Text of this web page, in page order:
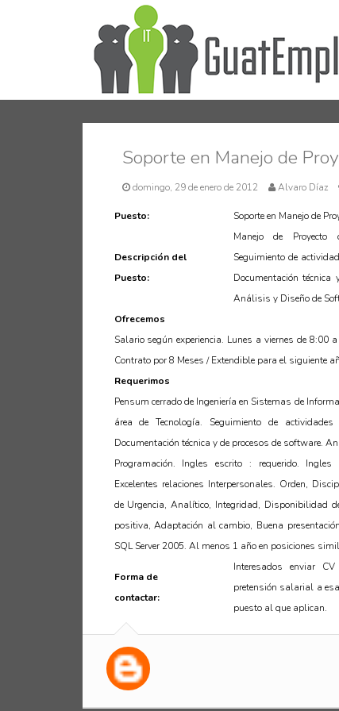
Soporte en Manejo de
domingo, 29 de enero de 2012 Alvaro Díaz
Puesto: Soporte en Manejo de
Descripción del
Puesto:
Manejo de Proyecto
Seguimiento de
Documentación
Análisis y Diseño de
Ofrecemos
Salario según experiencia. Lunes a viernes de 8:00
Contrato por 8 Meses / Extendible para el siguiente
Requerimos
Pensum cerrado de Ingeniería en Sistemas de
área de Tecnología. Seguimiento de
Documentación técnica y de procesos de software.
Programación. Ingles escrito : requerido. Ingles
Excelentes relaciones Interpersonales. Orden,
de Urgencia, Analítico, Integridad, Disponibilidad
positiva, Adaptación al cambio, Buena
SQL Server 2005. Al menos 1 año en posiciones
Forma de
contactar:
Interesados enviar
pretensión salarial a
puesto al que aplican.